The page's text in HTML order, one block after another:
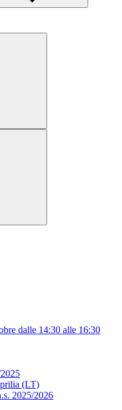
dalle 14:30 alle 16:30
(LT)
2025/2026